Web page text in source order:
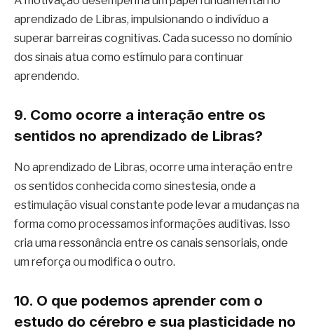
aprendizado de Libras, impulsionando o indivíduo a
superar barreiras cognitivas. Cada sucesso no domínio
dos sinais atua como estímulo para continuar
aprendendo.
9. Como ocorre a interação entre os
sentidos no aprendizado de Libras?
No aprendizado de Libras, ocorre uma interação entre
os sentidos conhecida como sinestesia, onde a
estimulação visual constante pode levar a mudanças na
forma como processamos informações auditivas. Isso
cria uma ressonância entre os canais sensoriais, onde
um reforça ou modifica o outro.
10. O que podemos aprender com o
estudo do cérebro e sua plasticidade no